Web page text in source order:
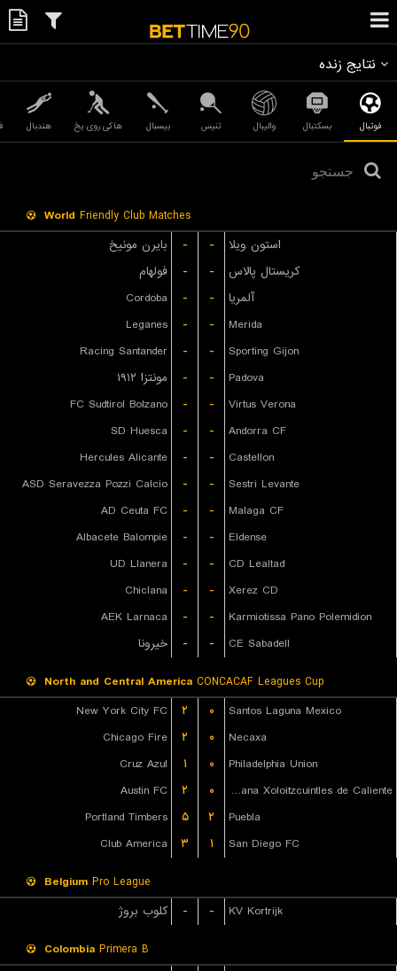
نتایج زنده
فوتبال بسکتبال والیبال تنیس بیسبال هاکی روی یخ هندبال
World Friendly Club Matches
بایرن مونیخ
- -
استون ویلا
فولهام
- -
کریستال پالاس
Cordoba
- -
آلمریا
Leganes
- -
Merida
Racing Santander
- -
Sporting Gijon
مونتزا ۱۹۱۲
- -
Padova
FC Sudtirol Bolzano
- -
Virtus Verona
SD Huesca
- -
Andorra CF
Hercules Alicante
- -
Castellon
ASD Seravezza Pozzi Calcio
- -
Sestri Levante
AD Ceuta FC
- -
Malaga CF
Albacete Balompie
- -
Eldense
UD Llanera
- -
CD Lealtad
Chiclana
- -
Xerez CD
AEK Larnaca
- -
Karmiotissa Pano Polemidion
خیرونا
- - CE Sabadell
North and Central America CONCACAF Leagues Cup
New York City FC
۲ ۰
Santos Laguna Mexico
Chicago Fire
۲ ۰
Necaxa
Cruz Azul
۱ ۰
Philadelphia Union
Austin FC
۲ ۰
Club Tijuana Xoloitzcuintles de Caliente
Portland Timbers
۵ ۲
Puebla
Club America
۳ ۱ San Diego FC
Belgium Pro League
کلوب بروژ
- - KV Kortrijk
Colombia Primera B